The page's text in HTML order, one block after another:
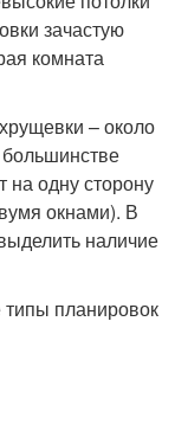
зачастую
комната
– около
одну сторону
окнами). В
наличие
планировок